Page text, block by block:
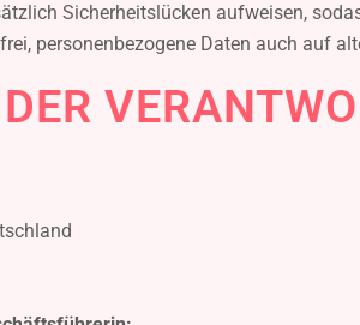
Sicherheitslücken aufweisen,
personenbezogene Daten auch auf